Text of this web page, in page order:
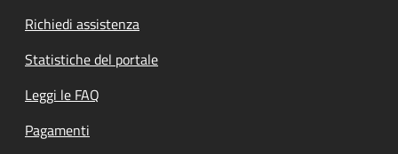
Richiedi assistenza
Statistiche del portale
Leggi le FAQ
Pagamenti